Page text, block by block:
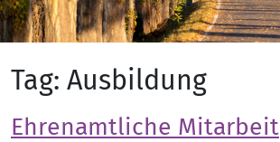
Tag: Ausbildung
Ehrenamtliche Mitarbeit